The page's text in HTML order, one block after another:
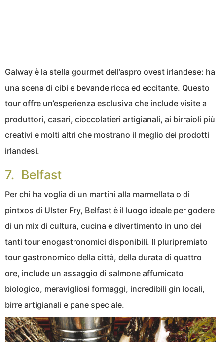
Galway è la stella gourmet dell’aspro ovest irlandese: ha
una scena di cibi e bevande ricca ed eccitante. Questo
tour offre un’esperienza esclusiva che include visite a
produttori, casari, cioccolatieri artigianali, ai birraioli più
creativi e molti altri che mostrano il meglio dei prodotti
irlandesi.
7. Belfast
Per chi ha voglia di un martini alla marmellata o di
pintxos di Ulster Fry, Belfast è il luogo ideale per godere
di un mix di cultura, cucina e divertimento in uno dei
tanti tour enogastronomici disponibili. Il pluripremiato
tour gastronomico della città, della durata di quattro
ore, include un assaggio di salmone affumicato
biologico, meravigliosi formaggi, incredibili gin locali,
birre artigianali e pane speciale.